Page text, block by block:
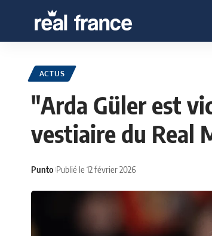
ACTUS
"Arda Güler est
vestiaire du Real
Punto Publié le 12 février 2026